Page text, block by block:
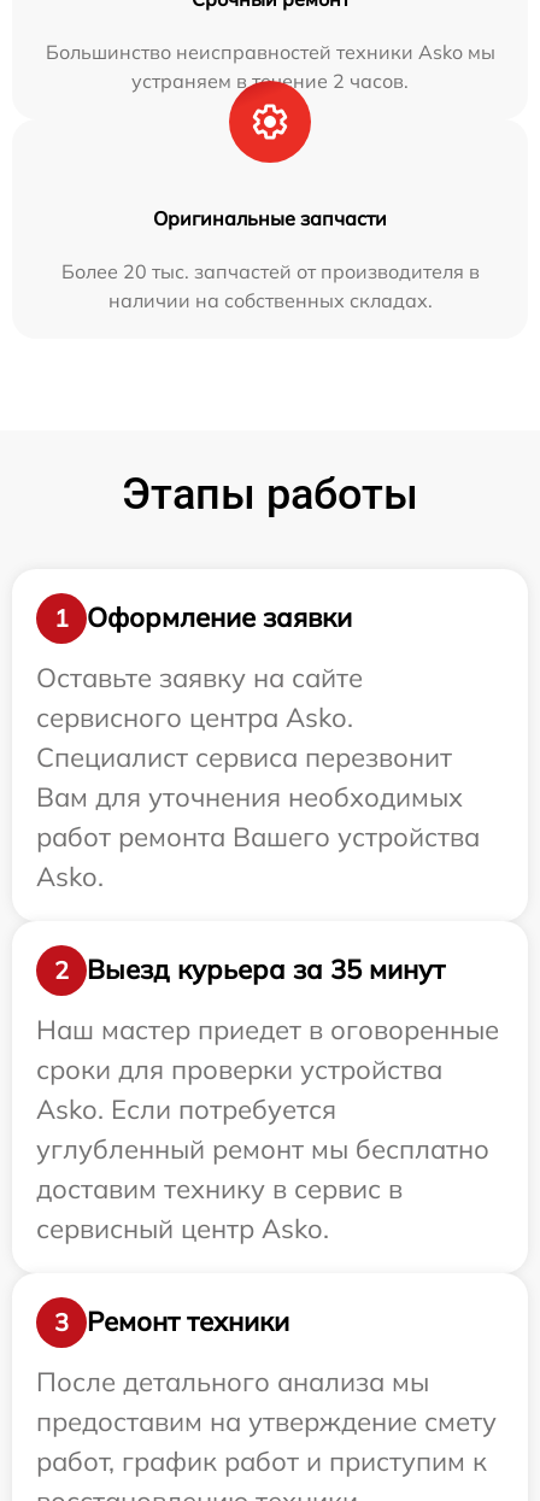
Большинство неисправностей техники Asko мы
устраняем в течение 2 часов.
Оригинальные запчасти
Более 20 тыс. запчастей от производителя в
наличии на собственных складах.
Этапы работы
1
Оформление заявки
Оставьте заявку на сайте
сервисного центра Asko.
Специалист сервиса перезвонит
Вам для уточнения необходимых
работ ремонта Вашего устройства
Asko.
2
Выезд курьера за 35 минут
Наш мастер приедет в оговоренные
сроки для проверки устройства
Asko. Если потребуется
углубленный ремонт мы бесплатно
доставим технику в сервис в
сервисный центр Asko.
3
Ремонт техники
После детального анализа мы
предоставим на утверждение смету
работ, график работ и приступим к